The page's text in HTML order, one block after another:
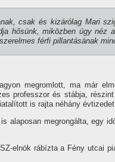
csak és kizáró­lag Mari
hősünk, miköz­ben úgy néz
férfi pillantásának
meg­romlott, ma már
professzor és stábja,
is rajta né­hány
alapo­san megrongálta, egy
elnök rábí­zta a Fény utcai